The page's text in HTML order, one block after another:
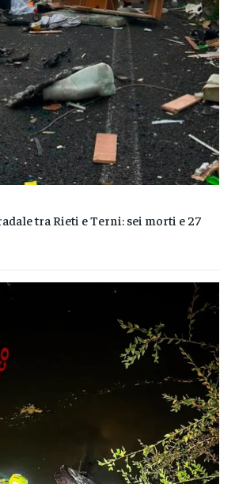
tra Rieti e Terni: sei morti e 27